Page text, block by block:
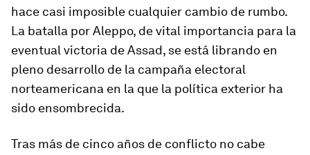
hace casi imposible cualquier cambio de rumbo.
La batalla por Aleppo, de vital importancia para la
eventual victoria de Assad, se está librando en
pleno desarrollo de la campaña electoral
norteamericana en la que la política exterior ha
sido ensombrecida.
Tras más de cinco años de conflicto no cabe